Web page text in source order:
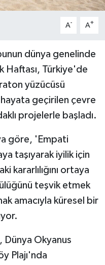
A- A+
dünya genelinde
Haftası, Türkiye'de
yüzücüsü
hayata geçirilen çevre
projelerle başladı.
göre, 'Empati
taşıyarak iyilik için
kararlılığını ortaya
teşvik etmek
amacıyla küresel bir
Dünya Okyanus
Plajı'nda